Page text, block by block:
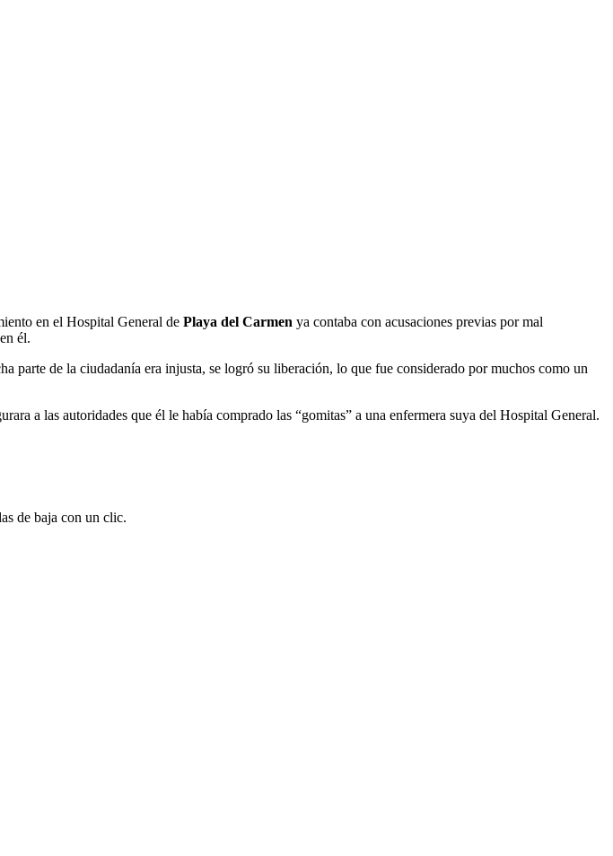
en el Hospital General de Playa del Carmen ya contaba con acusaciones previas por mal
él.
parte de la ciudadanía era injusta, se logró su liberación, lo que fue considerado por muchos como un
a las autoridades que él le había comprado las “gomitas” a una enfermera suya del Hospital General.
de baja con un clic.